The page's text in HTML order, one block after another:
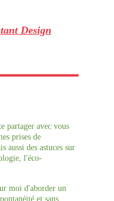
Design
partager avec vous
prises de
aussi des astuces sur
l'éco-
moi d'aborder un
et sans